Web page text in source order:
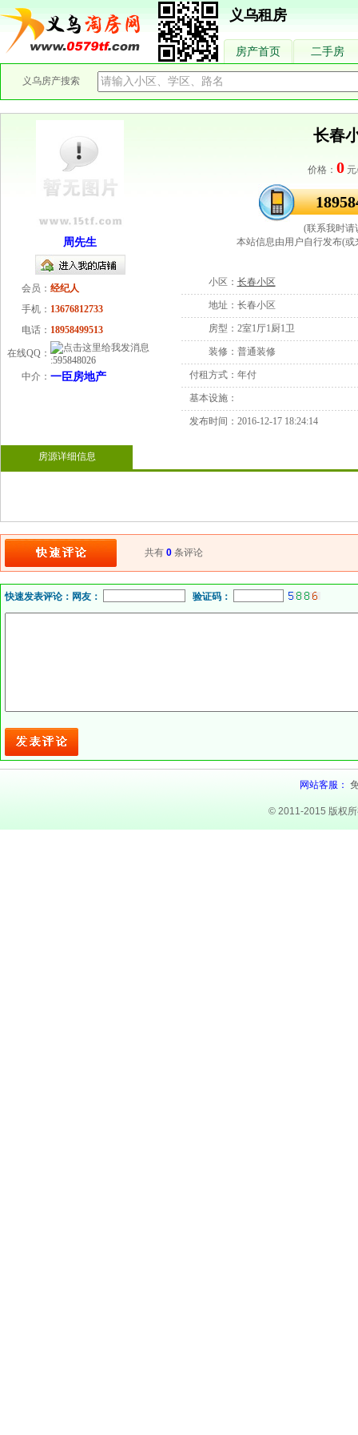
义乌租房
房产首页 二手房
义乌房产搜索
周先生
会员： 经纪人
手机： 13676812733
电话： 18958499513
在线QQ：
:595848026
中介： 一臣房地产
长春
价格： 0
(联系我时请
本站信息由用户自行发布(
小区： 长春小区
地址： 长春小区
房型： 2室1厅1厨1卫
装修： 普通装修
付租方式： 年付
基本设施：
发布时间： 2016-12-17 18:24:14
房源详细信息
共有 0 条评论
快速发表评论： 网友： 验证码：
网站客服：
© 2011-2015 版权